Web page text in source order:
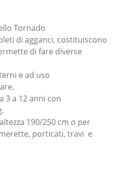
Tornado
di agganci, costituiscono
di fare diverse
e ad uso
3 a 12 anni con
190/250 cm o per
porticati, travi e